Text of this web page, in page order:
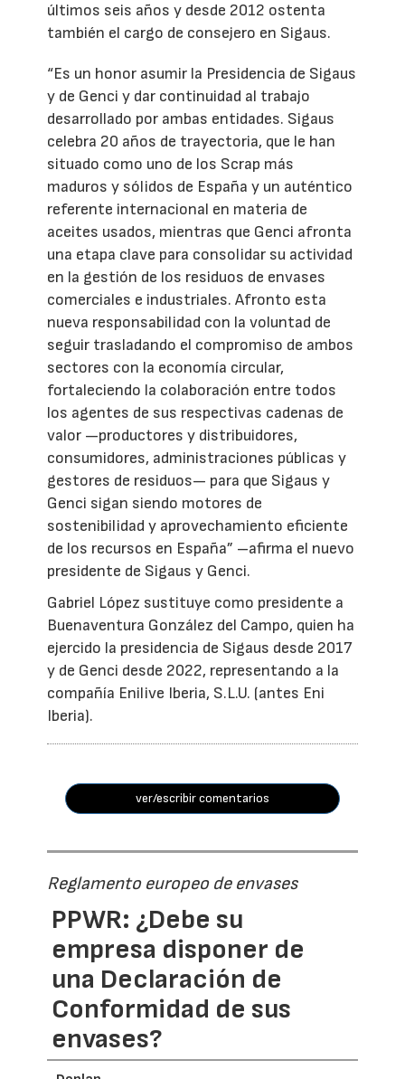
últimos seis años y desde 2012 ostenta
también el cargo de consejero en Sigaus.
“Es un honor asumir la Presidencia de Sigaus
y de Genci y dar continuidad al trabajo
desarrollado por ambas entidades. Sigaus
celebra 20 años de trayectoria, que le han
situado como uno de los Scrap más
maduros y sólidos de España y un auténtico
referente internacional en materia de
aceites usados, mientras que Genci afronta
una etapa clave para consolidar su actividad
en la gestión de los residuos de envases
comerciales e industriales. Afronto esta
nueva responsabilidad con la voluntad de
seguir trasladando el compromiso de ambos
sectores con la economía circular,
fortaleciendo la colaboración entre todos
los agentes de sus respectivas cadenas de
valor —productores y distribuidores,
consumidores, administraciones públicas y
gestores de residuos— para que Sigaus y
Genci sigan siendo motores de
sostenibilidad y aprovechamiento eficiente
de los recursos en España” –afirma el nuevo
presidente de Sigaus y Genci.
Gabriel López sustituye como presidente a
Buenaventura González del Campo, quien ha
ejercido la presidencia de Sigaus desde 2017
y de Genci desde 2022, representando a la
compañía Enilive Iberia, S.L.U. (antes Eni
Iberia).
ver/escribir comentarios
Reglamento europeo de envases
PPWR: ¿Debe su
empresa disponer de
una Declaración de
Conformidad de sus
envases?